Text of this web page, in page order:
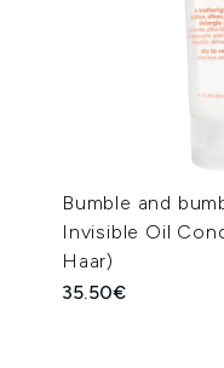
Bumble and
Invisible Oil
Haar)
35.50€